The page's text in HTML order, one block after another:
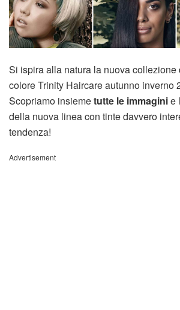
Si ispira alla natura la nuova
colore Trinity Haircare autunno inverno
Scopriamo insiemetutte le immaginie
della nuova linea con tinte davvero
tendenza!
Advertisement